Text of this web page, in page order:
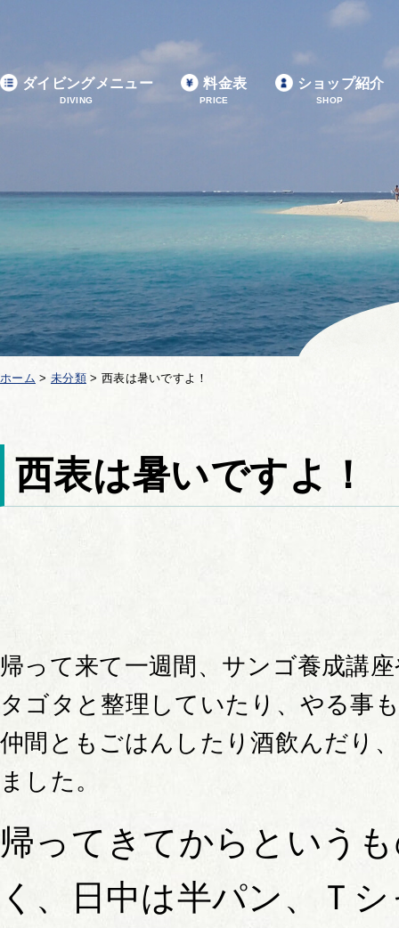
ダイビングメニュー
DIVING
料金表
PRICE
ショップ紹介
SHOP
ホーム > 未分類> 西表は暑いですよ！
西表は暑いですよ！
帰って来て一週間、サンゴ養成講
タゴタと整理していたり、やる事
仲間ともごはんしたり酒飲んだり
ました。
帰ってきてからという
く、日中は半パン、Ｔ